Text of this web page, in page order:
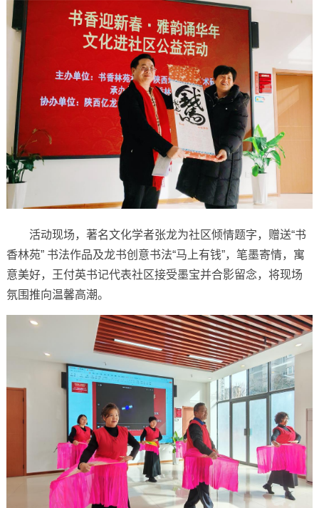
活动现场，著名文化学者张龙为社区倾情题字，赠送“书
香林苑” 书法作品及龙书创意书法“马上有钱”，笔墨寄情，寓
意美好，王付英书记代表社区接受墨宝并合影留念，将现场
氛围推向温馨高潮。